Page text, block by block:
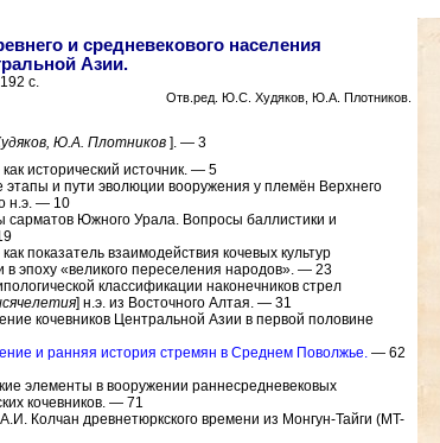
и средневекового населения
Азии.
c.
Отв.ред. Ю.С. Худяков, Ю.А. Плотников.
Ю.А. Плотников ]. — 3
исторический источник. — 5
этапы и пути эволюции вооружения у племён Верхнего
н.э. — 10
сарматов Южного Урала. Вопросы баллистики и
показатель взаимодействия кочевых культур
в эпоху «великого переселения народов». — 23
классификации наконечников стрел
] н.э. из Восточного Алтая. — 31
кочевников Центральной Азии в первой половине
и ранняя история стремян в Среднем Поволжье. — 62
элементы в вооружении раннесредневековых
кочевников. — 71
Колчан древнетюркского времени из Монгун-Тайги (MT-